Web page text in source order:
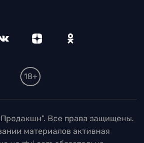
18+
Все права защищены.
материалов активная